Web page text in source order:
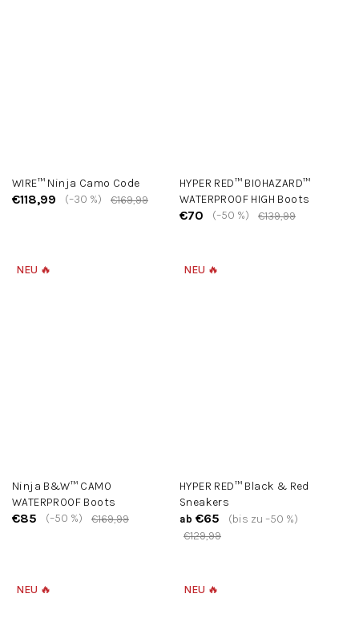
WIRE™ Ninja Camo Code
€118,99 €169,99
(–30 %)
HYPER RED™ BIOHAZARD™
WATERPROOF HIGH Boots
€70 €139,99
(–50 %)
NEU 🔥
Ninja B&W™ CAMO
WATERPROOF Boots
€85 €169,99
(–50 %)
NEU 🔥
HYPER RED™ Black & Red
Sneakers
ab €65
€129,99
(bis zu –50 %)
NEU 🔥 NEU 🔥